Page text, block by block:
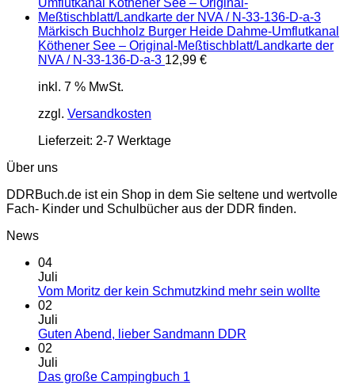
Märkisch Buchholz Burger Heide Dahme-Umflutkanal
Köthener See – Original-Meßtischblatt/Landkarte der
NVA / N-33-136-D-a-3 12,99 €
inkl. 7 % MwSt.
zzgl. Versandkosten
Lieferzeit: 2-7 Werktage
Über uns
DDRBuch.de ist ein Shop in dem Sie seltene und wertvolle
Fach- Kinder und Schulbücher aus der DDR finden.
News
04
Juli
Vom Moritz der kein Schmutzkind mehr sein wollte
02
Juli
Guten Abend, lieber Sandmann DDR
02
Juli
Das große Campingbuch 1